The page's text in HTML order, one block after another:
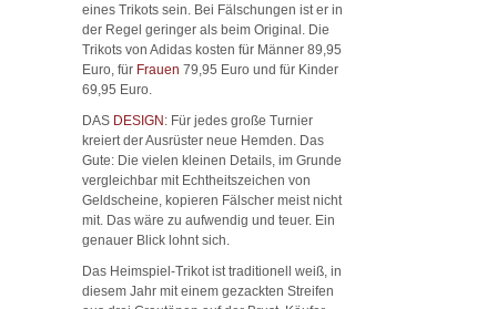
eines Trikots sein. Bei Fälschungen ist er in
der Regel geringer als beim Original. Die
Trikots von Adidas kosten für Männer 89,95
Euro, für Frauen 79,95 Euro und für Kinder
69,95 Euro.
DAS DESIGN: Für jedes große Turnier
kreiert der Ausrüster neue Hemden. Das
Gute: Die vielen kleinen Details, im Grunde
vergleichbar mit Echtheitszeichen von
Geldscheine, kopieren Fälscher meist nicht
mit. Das wäre zu aufwendig und teuer. Ein
genauer Blick lohnt sich.
Das Heimspiel-Trikot ist traditionell weiß, in
diesem Jahr mit einem gezackten Streifen